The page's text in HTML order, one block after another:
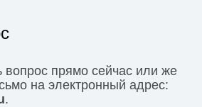
вопрос прямо сейчас или же
на электронный адрес:
.